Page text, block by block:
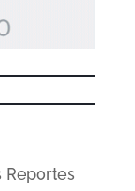
Reportes